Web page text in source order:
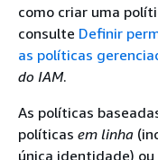
como criar uma
consulte Definir
as políticas
do IAM.
As políticas
políticas em linha
única identidade) ou